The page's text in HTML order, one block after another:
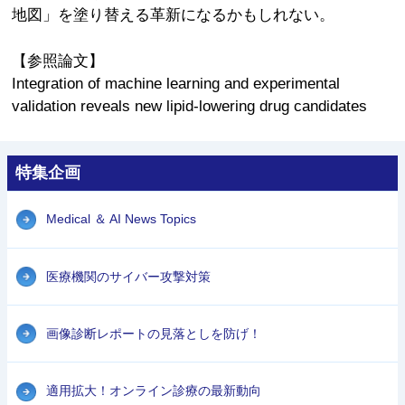
地図」を塗り替える革新になるかもしれない。
【参照論文】
Integration of machine learning and experimental
validation reveals new lipid-lowering drug candidates
特集企画
Medical ＆ AI News Topics
医療機関のサイバー攻撃対策
画像診断レポートの見落としを防げ！
適用拡大！オンライン診療の最新動向